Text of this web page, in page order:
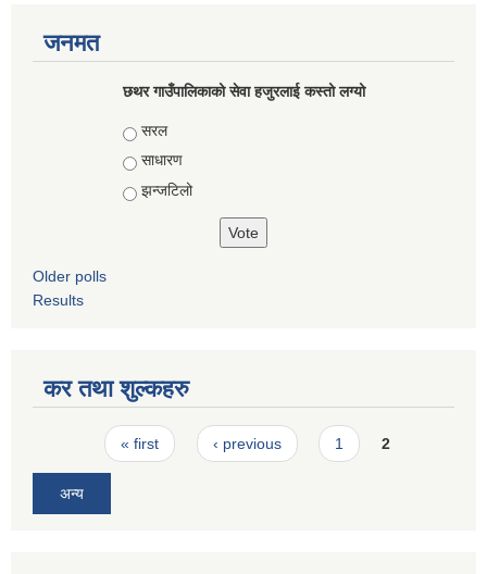
जनमत
छथर गाउँपालिकाको सेवा हजुरलाई कस्तो लग्यो
Choices
सरल
साधारण
झन्जटिलो
Older polls
Results
कर तथा शुल्कहरु
Pages« first ‹ previous 1 2
अन्य